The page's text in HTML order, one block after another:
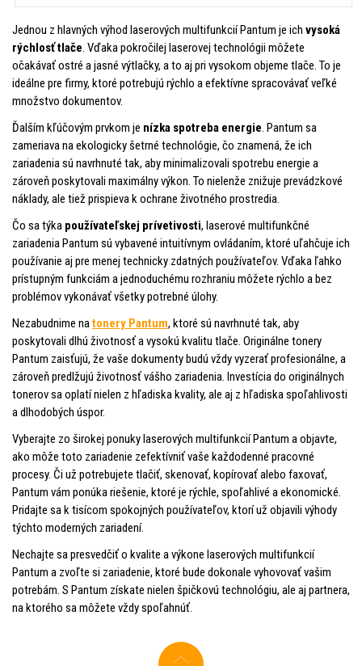
Jednou z hlavných výhod laserových multifunkcií Pantum je ich vysoká
rýchlosť tlače. Vďaka pokročilej laserovej technológii môžete
očakávať ostré a jasné výtlačky, a to aj pri vysokom objeme tlače. To je
ideálne pre firmy, ktoré potrebujú rýchlo a efektívne spracovávať veľké
množstvo dokumentov.
Ďalším kľúčovým prvkom je nízka spotreba energie. Pantum sa
zameriava na ekologicky šetrné technológie, čo znamená, že ich
zariadenia sú navrhnuté tak, aby minimalizovali spotrebu energie a
zároveň poskytovali maximálny výkon. To nielenže znižuje prevádzkové
náklady, ale tiež prispieva k ochrane životného prostredia.
Čo sa týka používateľskej prívetivosti, laserové multifunkčné
zariadenia Pantum sú vybavené intuitívnym ovládaním, ktoré uľahčuje ich
používanie aj pre menej technicky zdatných používateľov. Vďaka ľahko
prístupným funkciám a jednoduchému rozhraniu môžete rýchlo a bez
problémov vykonávať všetky potrebné úlohy.
Nezabudnime natonery Pantum, ktoré sú navrhnuté tak, aby
poskytovali dlhú životnosť a vysokú kvalitu tlače. Originálne tonery
Pantum zaisťujú, že vaše dokumenty budú vždy vyzerať profesionálne, a
zároveň predlžujú životnosť vášho zariadenia. Investícia do originálnych
tonerov sa oplatí nielen z hľadiska kvality, ale aj z hľadiska spoľahlivosti
a dlhodobých úspor.
Vyberajte zo širokej ponuky laserových multifunkcií Pantum a objavte,
ako môže toto zariadenie zefektívniť vaše každodenné pracovné
procesy. Či už potrebujete tlačiť, skenovať, kopírovať alebo faxovať,
Pantum vám ponúka riešenie, ktoré je rýchle, spoľahlivé a ekonomické.
Pridajte sa k tisícom spokojných používateľov, ktorí už objavili výhody
týchto moderných zariadení.
Nechajte sa presvedčiť o kvalite a výkone laserových multifunkcií
Pantum a zvoľte si zariadenie, ktoré bude dokonale vyhovovať vašim
potrebám. S Pantum získate nielen špičkovú technológiu, ale aj partnera,
na ktorého sa môžete vždy spoľahnúť.